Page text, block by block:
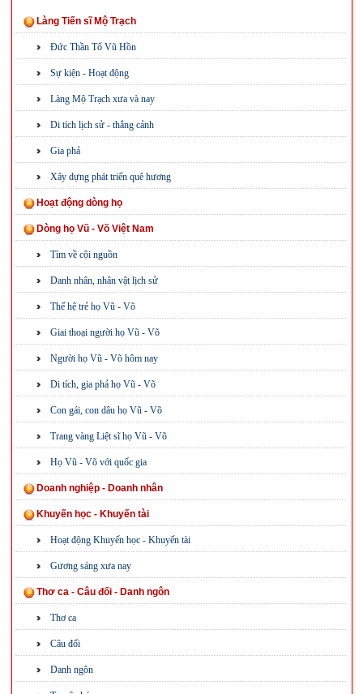
Làng Tiến sĩ Mộ Trạch
Đức Thần Tổ Vũ Hồn
Sự kiện - Hoạt động
Làng Mộ Trạch xưa và nay
Di tích lịch sử - thắng cảnh
Gia phả
Xây dựng phát triển quê hương
Hoạt động dòng họ
Dòng họ Vũ - Võ Việt Nam
Tìm về cội nguồn
Danh nhân, nhân vật lịch sử
Thế hệ trẻ họ Vũ - Võ
Giai thoại người họ Vũ - Võ
Người họ Vũ - Võ hôm nay
Di tích, gia phả họ Vũ - Võ
Con gái, con dâu họ Vũ - Võ
Trang vàng Liệt sĩ họ Vũ - Võ
Họ Vũ - Võ với quốc gia
Doanh nghiệp - Doanh nhân
Khuyến học - Khuyến tài
Hoạt động Khuyến học - Khuyến tài
Gương sáng xưa nay
Thơ ca - Câu đối - Danh ngôn
Thơ ca
Câu đối
Danh ngôn